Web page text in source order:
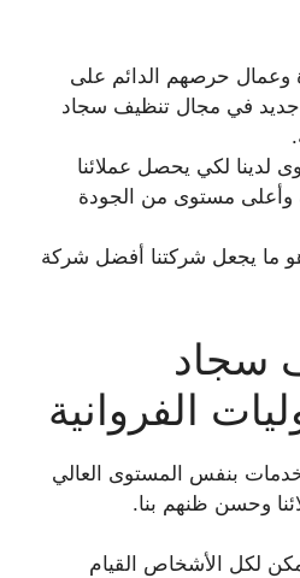
وعمال حرصهم الدائم على
جديد في مجال تنظيف سجاد
لدينا لكي يحصل عملائنا
مستوى من الجودة
ما يجعل شركتنا أفضل شركة
سجاد
الفروانية
بنفس المستوى العالي
وحسن ظنهم بنا.
لكل الأشخاص القيام